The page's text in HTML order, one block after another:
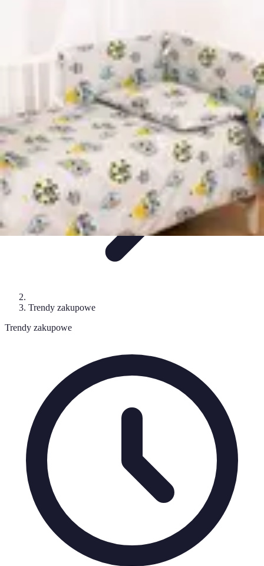
Zakupy Na Topie
Trendy zakupowe
Trendy zakupowe